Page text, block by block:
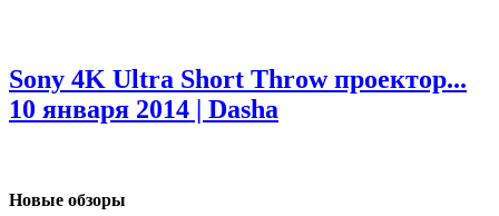
Sony 4K Ultra Short Throw проектор...
10 января 2014 | Dasha
Новые обзоры